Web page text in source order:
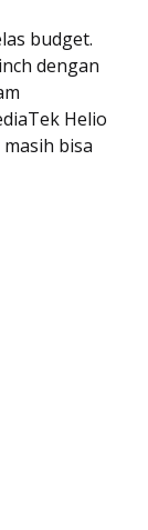
budget.
dengan
Helio
masih bisa